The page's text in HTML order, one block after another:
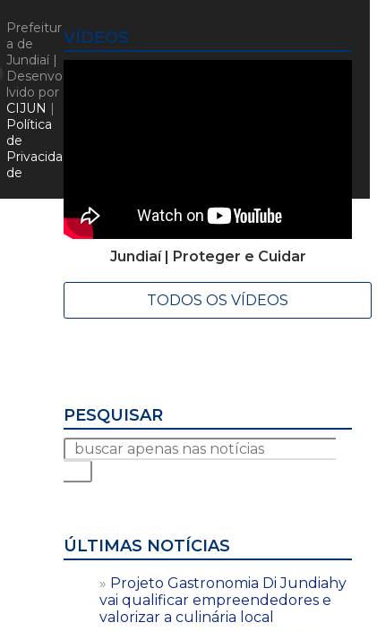
VÍDEOS
Jundiaí | Proteger e Cuidar
TODOS OS VÍDEOS
PESQUISAR
ÚLTIMAS NOTÍCIAS
Projeto Gastronomia Di Jundiahy
vai qualificar empreendedores e
valorizar a culinária local
Prefeitur
a de
Jundiaí |
Desenvo
lvido por
CIJUN |
Política
de
Privacida
de